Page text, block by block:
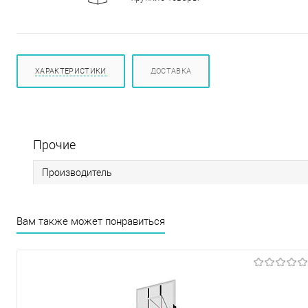
ХАРАКТЕРИСТИКИ ДОСТАВКА
Прочие
Производитель
Вам также может понравиться